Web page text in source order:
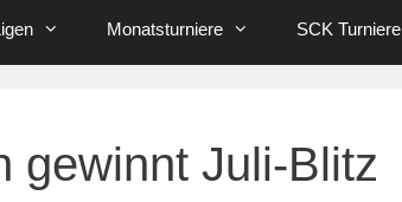
Monatsturniere SCK Turniere
gewinnt Juli-Blitz